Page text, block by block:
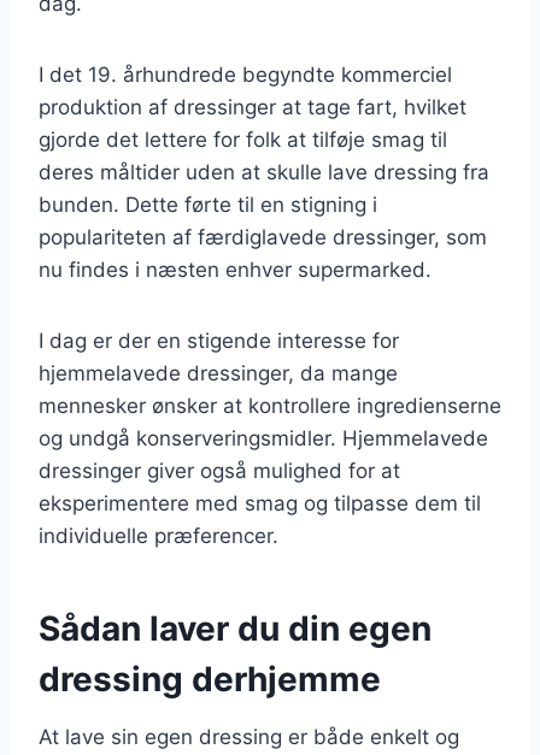
I det 19. århundrede begyndte kommerciel
produktion af dressinger at tage fart, hvilket
gjorde det lettere for folk at tilføje smag til
deres måltider uden at skulle lave dressing fra
bunden. Dette førte til en stigning i
populariteten af færdiglavede dressinger, som
nu findes i næsten enhver supermarked.
I dag er der en stigende interesse for
hjemmelavede dressinger, da mange
mennesker ønsker at kontrollere ingredienserne
og undgå konserveringsmidler. Hjemmelavede
dressinger giver også mulighed for at
eksperimentere med smag og tilpasse dem til
individuelle præferencer.
Sådan laver du din egen
dressing derhjemme
At lave sin egen dressing er både enkelt og